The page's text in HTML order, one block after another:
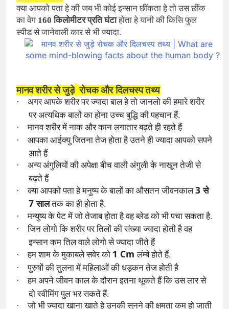
क्या आपको पता हे की जब भी कोई इन्सान छींकता हे तो उस छींक
का वेग 160 किलोमीटर प्रति घंटाहोता हे यानी की किसि फुल
स्पीड से जानेवाली कार से भी ज्यादा.
मानव शरीर से जुड़े रोचक और दिलचस्प तथ्य
·
अगर आपके शरीर पर ज्यादा बाल हे तो जानलो की हमारे शरीर
पर अत्यधिक बालों का होना उच्च बुद्धि की पहचान हैं.
·
मानव शरीर में नाक और कान लगातार बढ़ते ही रहते हैं
·
आपका आईक्यु जितना तेज होता है उतने ही ज्यादा आपको सपने
आते हैं
·
अन्य अंगुलियों की अपेक्षा बीच वाली अंगुली के नाखून तेजी से
बढ़ते हैं
·
क्या आपको पता हे मनुष्य के बालों का औसतन जीवनकाल3से
7सालतक का ही होता है.
· मन्युष्य के पेट में जो तेजाब होता है वह ब्लेड को भी पचा सकता है.
·
जिन लोगो कि शरीर पर तिलों की संख्या ज्यादा होती है वह
इन्सान कम तिल वाले लोगो से ज्यादा जीते हैं
·
हम शाम के मुकाबले सवेर को 1 Cm लंम्बे होते हैं.
·
पुरुषों की तुलना में महिलाओं की धड़कन तेज होती है
·
हम अपने जीवन काल के दौरान इतना थूकते हैं कि उस लार से
दो स्वीमिंग पुल भर सकते हैं.
· जो भी ज्यादा खाना खाते हे उनकी सुनने की क्षमता कम हो जाती